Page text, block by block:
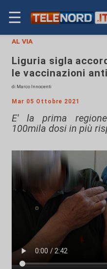
☰
al via
Liguria sigla
le vaccinazioni
di Marco Innocenti
Mar 05 Ottobre 2021
E' la prima
100mila dosi in più